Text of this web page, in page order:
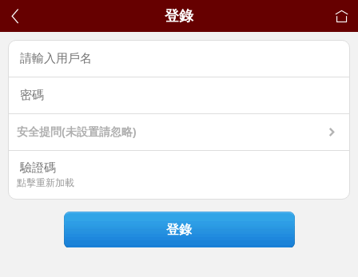
登錄
安全提問(未設置請忽略)
點擊重新加載
登錄